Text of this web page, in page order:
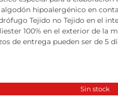
algodón hipoalergénico en
Tejido no Tejido en el
100% en el exterior de la
de entrega pueden ser de 5
Sin stock